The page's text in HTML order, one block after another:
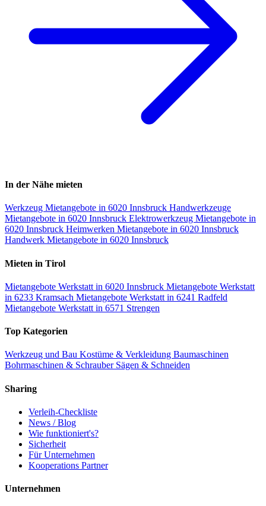
In der Nähe mieten
Werkzeug Mietangebote in 6020 Innsbruck Handwerkzeuge
Mietangebote in 6020 Innsbruck Elektrowerkzeug Mietangebote in
6020 Innsbruck Heimwerken Mietangebote in 6020 Innsbruck
Handwerk Mietangebote in 6020 Innsbruck
Mieten in Tirol
Mietangebote Werkstatt in 6020 Innsbruck Mietangebote Werkstatt
in 6233 Kramsach Mietangebote Werkstatt in 6241 Radfeld
Mietangebote Werkstatt in 6571 Strengen
Top Kategorien
Werkzeug und Bau Kostüme & Verkleidung Baumaschinen
Bohrmaschinen & Schrauber Sägen & Schneiden
Sharing
Verleih-Checkliste
News / Blog
Wie funktioniert's?
Sicherheit
Für Unternehmen
Kooperations Partner
Unternehmen